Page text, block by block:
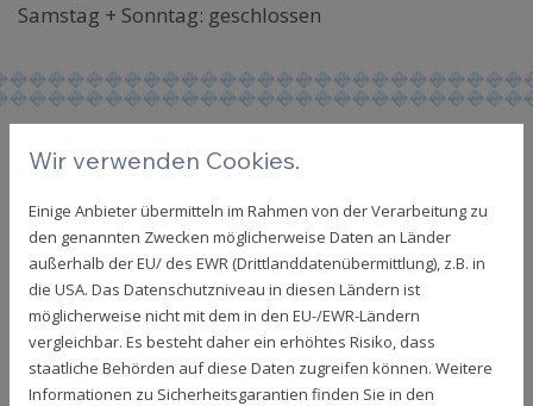
Samstag + Sonntag: geschlossen
SENDEN SIE UNS EINE
NACHRICHT
Wir verwenden Cookies.
Einige Anbieter übermitteln im Rahmen von der Verarbeitung zu
den genannten Zwecken möglicherweise Daten an Länder
außerhalb der EU/ des EWR (Drittlanddatenübermittlung), z.B. in
die USA. Das Datenschutzniveau in diesen Ländern ist
möglicherweise nicht mit dem in den EU-/EWR-Ländern
vergleichbar. Es besteht daher ein erhöhtes Risiko, dass
staatliche Behörden auf diese Daten zugreifen können. Weitere
Informationen zu Sicherheitsgarantien finden Sie in den